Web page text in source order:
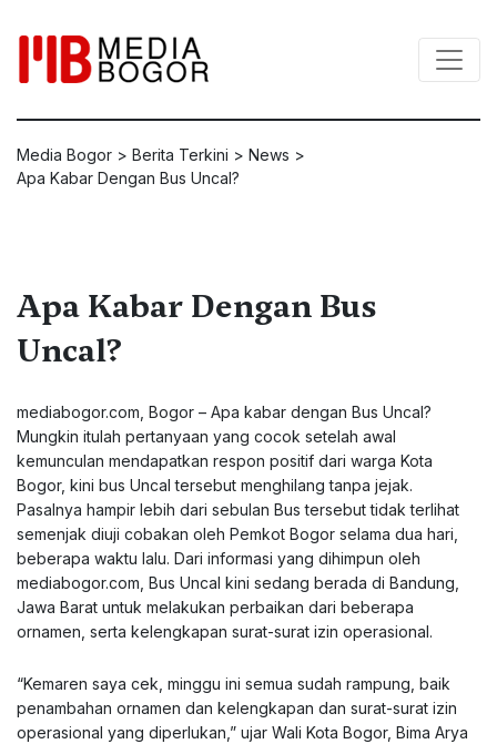
Media Bogor > Berita Terkini > News >
Apa Kabar Dengan Bus Uncal?
Apa Kabar Dengan Bus
Uncal?
mediabogor.com, Bogor – Apa kabar dengan Bus Uncal?
Mungkin itulah pertanyaan yang cocok setelah awal
kemunculan mendapatkan respon positif dari warga Kota
Bogor, kini bus Uncal tersebut menghilang tanpa jejak.
Pasalnya hampir lebih dari sebulan Bus tersebut tidak terlihat
semenjak diuji cobakan oleh Pemkot Bogor selama dua hari,
beberapa waktu lalu. Dari informasi yang dihimpun oleh
mediabogor.com, Bus Uncal kini sedang berada di Bandung,
Jawa Barat untuk melakukan perbaikan dari beberapa
ornamen, serta kelengkapan surat-surat izin operasional.
“Kemaren saya cek, minggu ini semua sudah rampung, baik
penambahan ornamen dan kelengkapan dan surat-surat izin
operasional yang diperlukan,” ujar Wali Kota Bogor, Bima Arya